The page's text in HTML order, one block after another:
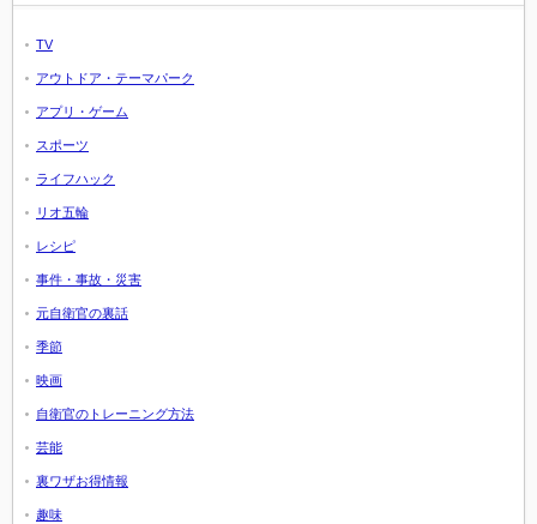
TV
アウトドア・テーマパーク
アプリ・ゲーム
スポーツ
ライフハック
リオ五輪
レシピ
事件・事故・災害
元自衛官の裏話
季節
映画
自衛官のトレーニング方法
芸能
裏ワザお得情報
趣味